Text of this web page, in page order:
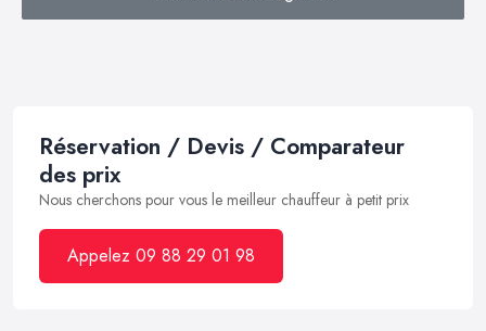
Réservation / Devis / Comparateur
des prix
Nous cherchons pour vous le meilleur chauffeur à petit prix
Appelez 09 88 29 01 98